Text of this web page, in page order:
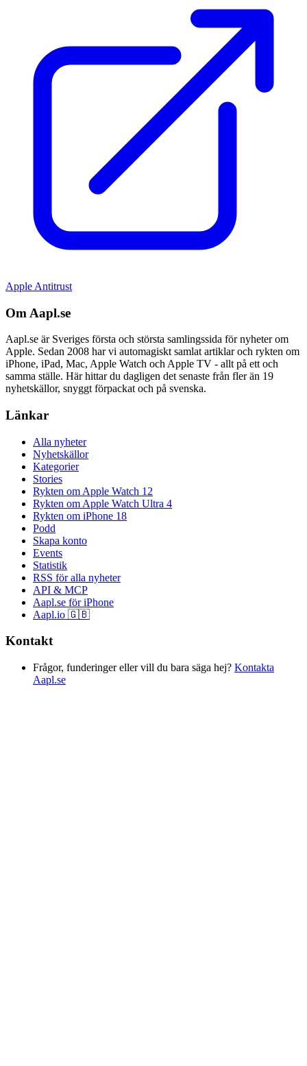
Apple Antitrust
Om Aapl.se
Aapl.se är Sveriges första och största samlingssida för nyheter om
Apple. Sedan 2008 har vi automagiskt samlat artiklar och rykten om
iPhone, iPad, Mac, Apple Watch och Apple TV - allt på ett och
samma ställe. Här hittar du dagligen det senaste från fler än 19
nyhetskällor, snyggt förpackat och på svenska.
Länkar
Alla nyheter
Nyhetskällor
Kategorier
Stories
Rykten om Apple Watch 12
Rykten om Apple Watch Ultra 4
Rykten om iPhone 18
Podd
Skapa konto
Events
Statistik
RSS för alla nyheter
API & MCP
Aapl.se för iPhone
Aapl.io 🇬🇧
Kontakt
Frågor, funderinger eller vill du bara säga hej? Kontakta
Aapl.se